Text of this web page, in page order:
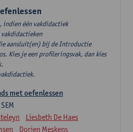
één vakdidactiek
aansluit(en) bij de Introductie
Kies je een profileringsvak, dan kies
met oefenlessen
Liesbeth De Haes
Dorien Meskens